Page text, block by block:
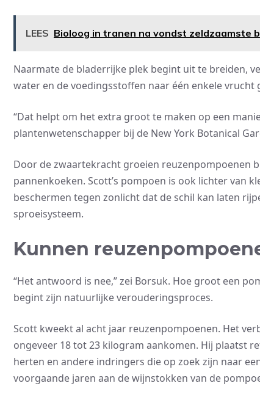
LEES Bioloog in tranen na vondst zeldzaamste
Naarmate de bladerrijke plek begint uit te breiden,
water en de voedingsstoffen naar één enkele vrucht
“Dat helpt om het extra groot te maken op een
plantenwetenschapper bij de New York Botanical
Door de zwaartekracht groeien reuzenpompoenen
pannenkoeken. Scott’s pompoen is ook lichter van
beschermen tegen zonlicht dat de schil kan laten
sproeisysteem.
Kunnen
“Het antwoord is nee,” zei Borsuk. Hoe groot een
begint zijn natuurlijke verouderingsproces.
Scott kweekt al acht jaar reuzenpompoenen. Het
ongeveer 18 tot 23 kilogram aankomen. Hij plaatst
herten en andere indringers die op zoek zijn naar
voorgaande jaren aan de wijnstokken van de